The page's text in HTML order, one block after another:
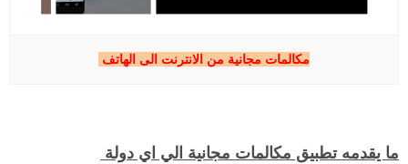
مكالمات مجانية من الانترنت الى الهاتف
ما يقدمه تطبيق مكالمات مجانية الي اي دولة